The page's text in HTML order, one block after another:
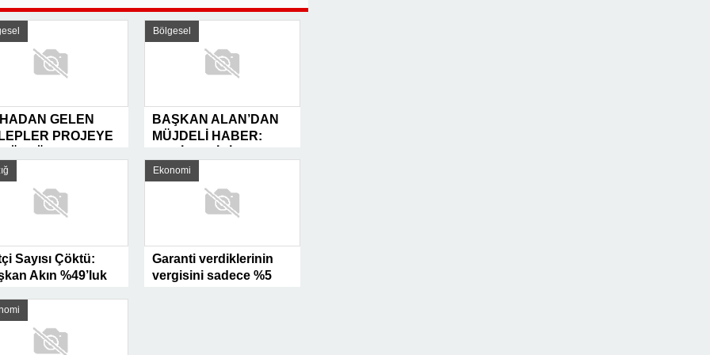
GİRİŞİMİDİR
GELEN
PROJEYE
ELAZIĞ
İÇİN VİZYONER
Bölgesel
BAŞKAN ALAN’DAN
MÜJDELİ HABER:
ZAMANI
Sayısı Çöktü:
Akın %49’luk
Ekonomi
Garanti verdiklerinin
vergisini sadece %5